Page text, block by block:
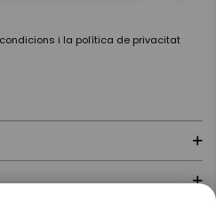
i la política de privacitat